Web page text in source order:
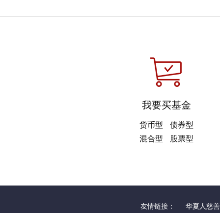
我要买基金
货币型
债券型
混合型
股票型
友情链接： 华夏人慈